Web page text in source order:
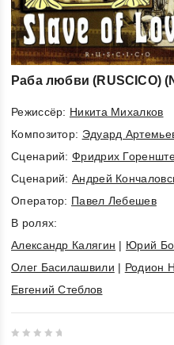
Раба любви (RUSCICO)
Режиссёр: Никита Михалков
Композитор: Эдуард
Cценарий: Фридрих
Cценарий: Андрей
Оператор: Павел Лебешев
В ролях:
Александр Калягин | Юрий
Олег Басилашвили | Родион
Евгений Стеблов